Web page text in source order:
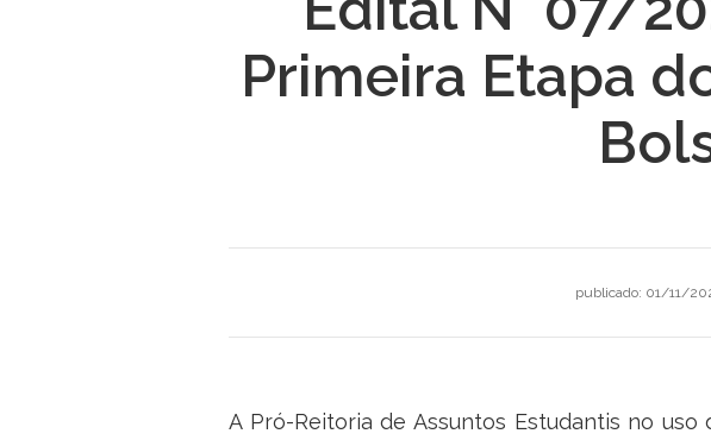
Ministério da Integração
Nacional
Ministério das
Banco Central do
Primeira Etapa
publicado: 01/11/
A Pró-Reitoria de Assuntos Estudantis no